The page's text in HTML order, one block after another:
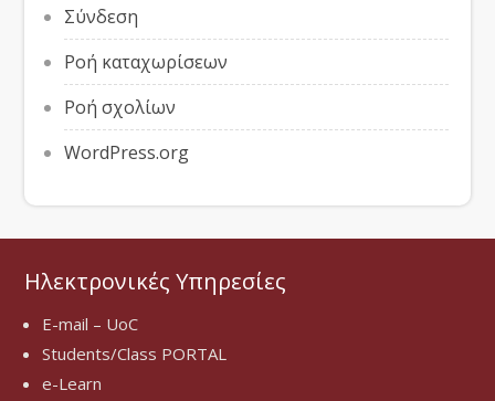
Σύνδεση
Ροή καταχωρίσεων
Ροή σχολίων
WordPress.org
Ηλεκτρονικές Υπηρεσίες
E-mail – UoC
Students/Class PORTAL
e-Learn